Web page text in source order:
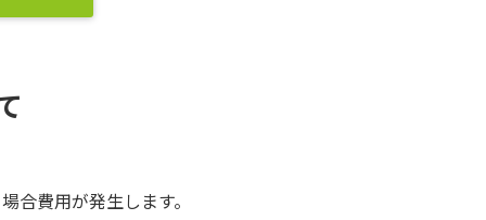
合費用が発生します。